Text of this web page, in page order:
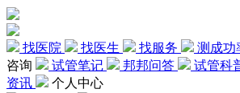
找医院 找医生 找服务 测成功
咨询
试管笔记 邦邦问答 试管科
资讯
个人中心